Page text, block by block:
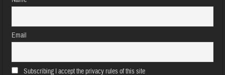
Email
Subscribing I accept the privacy rules of this site